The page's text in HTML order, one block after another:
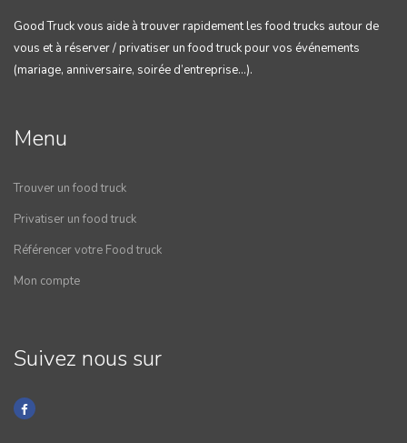
Good Truck vous aide à trouver rapidement les food trucks autour de
vous et à réserver / privatiser un food truck pour vos événements
(mariage, anniversaire, soirée d’entreprise…).
Menu
Trouver un food truck
Privatiser un food truck
Référencer votre Food truck
Mon compte
Suivez nous sur